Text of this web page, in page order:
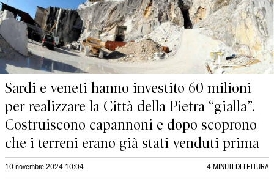
Sardi e veneti hanno investito 60 milioni
per realizzare la Città della Pietra “gialla”.
Costruiscono capannoni e dopo scoprono
che i terreni erano già stati venduti prima
10 novembre 2024 10:04 4 MINUTI DI LETTURA